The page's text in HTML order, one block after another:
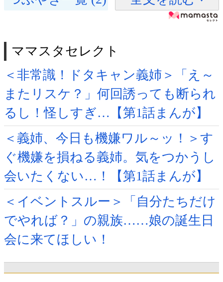
ママスタセレクト
＜非常識！ドタキャン義姉＞「え～
またリスケ？」何回誘っても断られ
るし！怪しすぎ…【第1話まんが】
＜義姉、今日も機嫌ワル～ッ！＞す
ぐ機嫌を損ねる義姉。気をつかうし
会いたくない…！【第1話まんが】
＜イベントスルー＞「自分たちだけ
でやれば？」の親族……娘の誕生日
会に来てほしい！